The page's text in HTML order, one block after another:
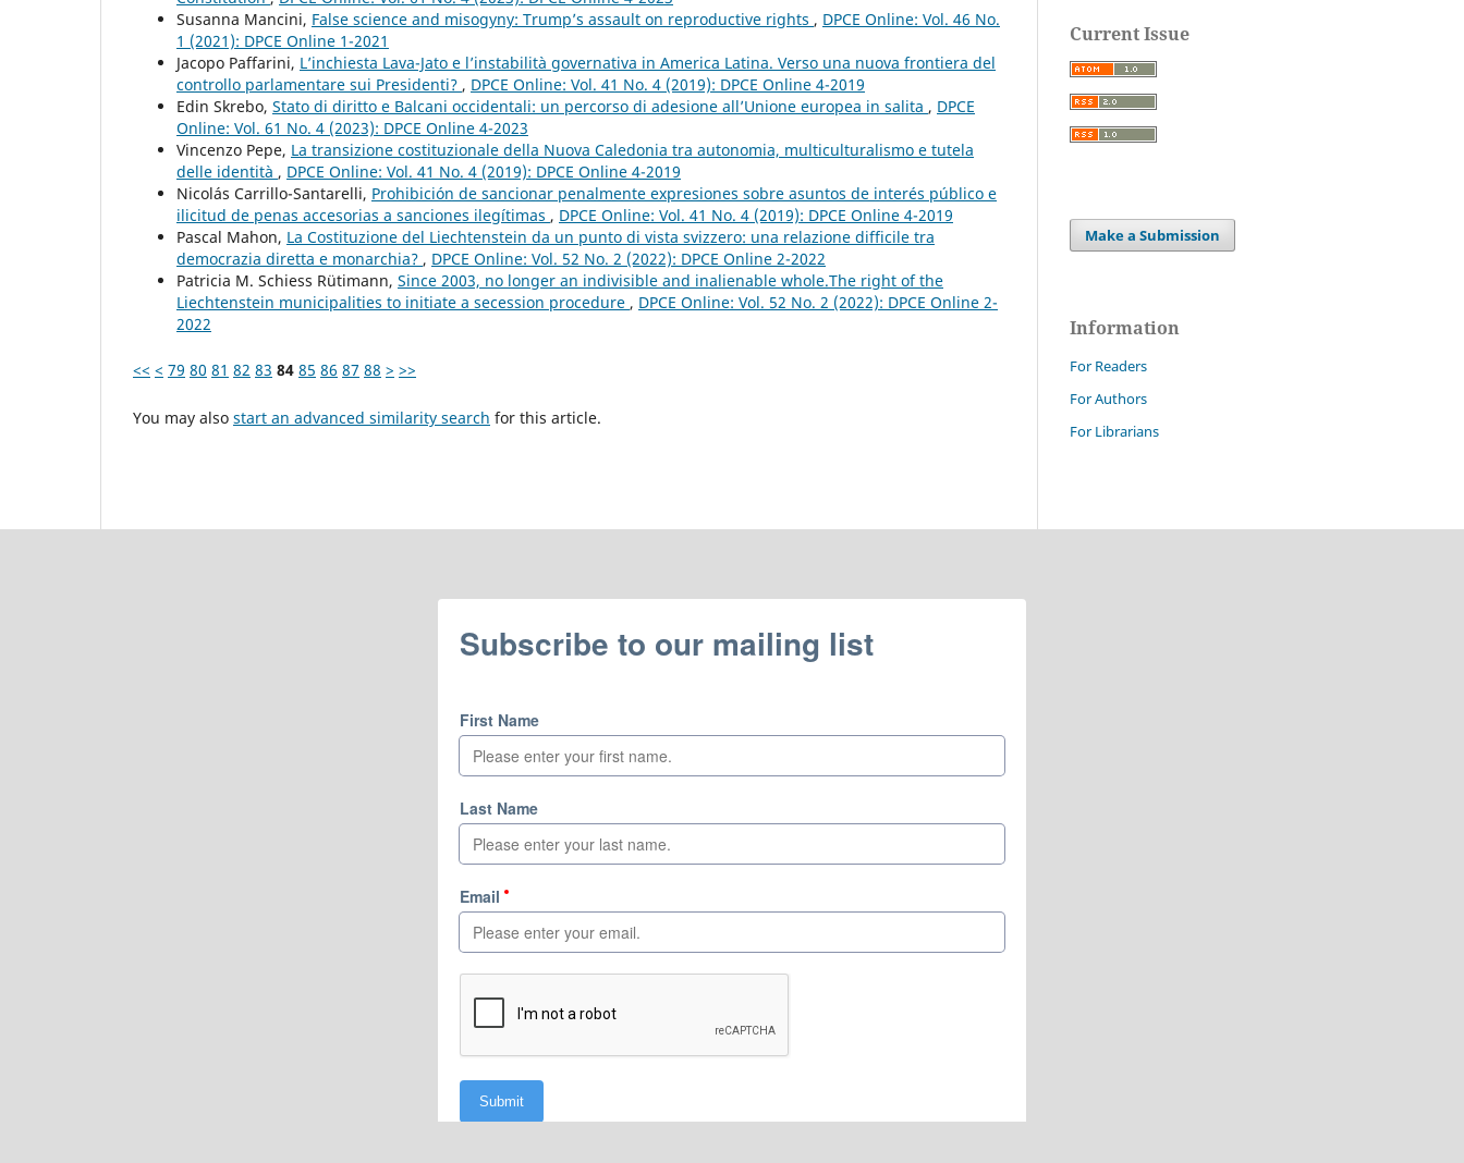
Susanna Mancini, False science and misogyny: Trump’s assault on reproductive rights , DPCE Online: Vol. 46 No.
1 (2021): DPCE Online 1-2021
Jacopo Paffarini, L’inchiesta Lava-Jato e l’instabilità governativa in America Latina. Verso una nuova frontiera del
controllo parlamentare sui Presidenti? , DPCE Online: Vol. 41 No. 4 (2019): DPCE Online 4-2019
Edin Skrebo, Stato di diritto e Balcani occidentali: un percorso di adesione all’Unione europea in salita , DPCE
Online: Vol. 61 No. 4 (2023): DPCE Online 4-2023
Vincenzo Pepe, La transizione costituzionale della Nuova Caledonia tra autonomia, multiculturalismo e tutela
delle identità , DPCE Online: Vol. 41 No. 4 (2019): DPCE Online 4-2019
Nicolás Carrillo-Santarelli, Prohibición de sancionar penalmente expresiones sobre asuntos de interés público e
ilicitud de penas accesorias a sanciones ilegítimas , DPCE Online: Vol. 41 No. 4 (2019): DPCE Online 4-2019
Pascal Mahon, La Costituzione del Liechtenstein da un punto di vista svizzero: una relazione difficile tra
democrazia diretta e monarchia? , DPCE Online: Vol. 52 No. 2 (2022): DPCE Online 2-2022
Patricia M. Schiess Rütimann, Since 2003, no longer an indivisible and inalienable whole.The right of the
Liechtenstein municipalities to initiate a secession procedure , DPCE Online: Vol. 52 No. 2 (2022): DPCE Online 2-
2022
<< < 79 80 81 82 83 84 85 86 87 88 > >>
You may also start an advanced similarity search for this article.
Current Issue
Make a Submission
Information
For Readers
For Authors
For Librarians